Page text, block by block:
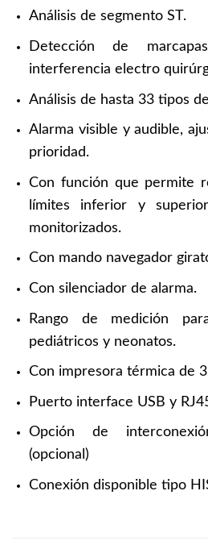
Análisis de segmento ST.
Detección de
interferencia electro
Análisis de hasta 33 tipos
Alarma visible y audible,
prioridad.
Con función que permite
límites inferior y
monitorizados.
Con mando navegador
Con silenciador de alarma.
Rango de medición
pediátricos y neonatos.
Con impresora térmica de 3
Puerto interface USB y
Opción de
(opcional)
Conexión disponible tipo